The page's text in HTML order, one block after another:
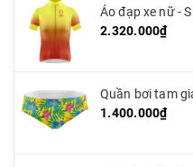
Áo đạp xe nữ - S
2.320.000₫
Quần bơi tam
1.400.000₫